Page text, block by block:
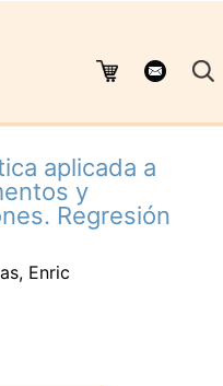
aplicada a
y
Regresión
Enric